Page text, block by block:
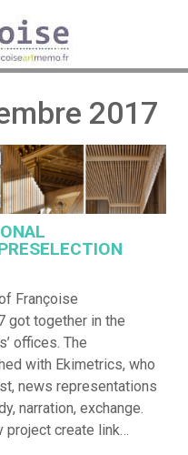
2017
Françoise
got together in the
offices. The
with Ekimetrics, who
news representations
narration, exchange.
project create link…